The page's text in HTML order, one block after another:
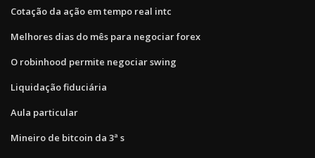
Cotação da ação em tempo real intc
Melhores dias do mês para negociar forex
O robinhood permite negociar swing
Liquidação fiduciária
Aula particular
Mineiro de bitcoin da 3ª s